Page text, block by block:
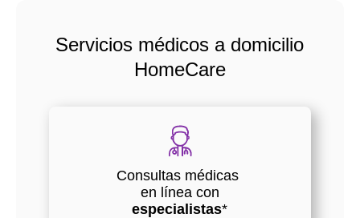
Servicios médicos a domicilio
HomeCare
Consultas médicas
en línea con
especialistas*